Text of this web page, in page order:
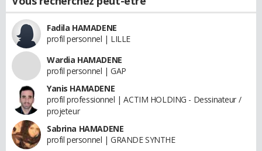
Fadila HAMADENE
profil personnel | LILLE
Wardia HAMADENE
profil personnel | GAP
Yanis HAMADENE
profil professionnel | ACTIM HOLDING - Dessinateur /
projeteur
Sabrina HAMADENE
profil personnel | GRANDE SYNTHE